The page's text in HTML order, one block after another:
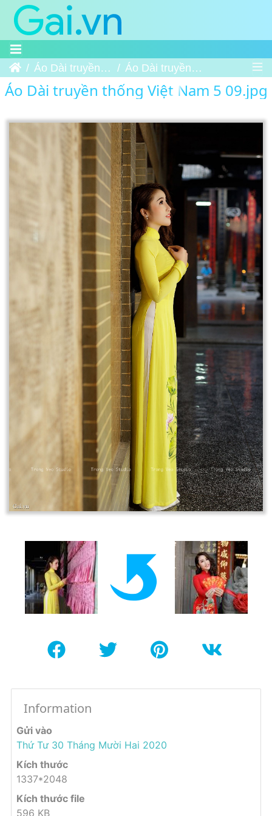
Trang chủÁo Dài truyền thống Việt Nam 5 Áo Dài truyền thống Việt Nam 5 09
Áo Dài truyền thống Việt Nam 5 09.jpg
Information
Gửi vào
Thứ Tư 30 Tháng Mười Hai 2020
Kích thước
1337*2048
Kích thước file
596 KB